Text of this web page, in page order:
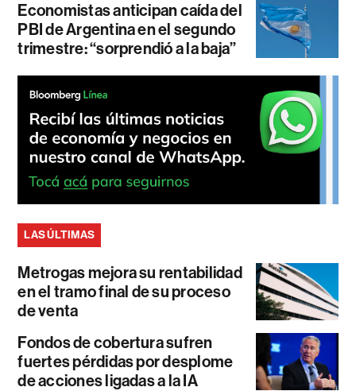
Economistas anticipan caída del
PBI de Argentina en el segundo
trimestre: “sorprendió a la baja”
LAS ÚLTIMAS
Metrogas mejora su rentabilidad
en el tramo final de su proceso
de venta
Fondos de cobertura sufren
fuertes pérdidas por desplome
de acciones ligadas a la IA